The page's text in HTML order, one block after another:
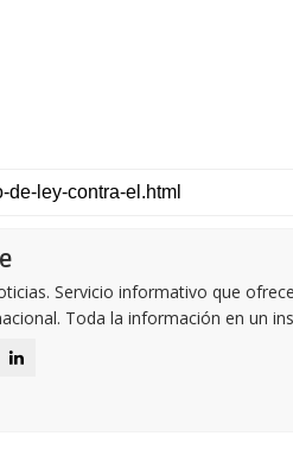
Servicio informativo que
Toda la información en un